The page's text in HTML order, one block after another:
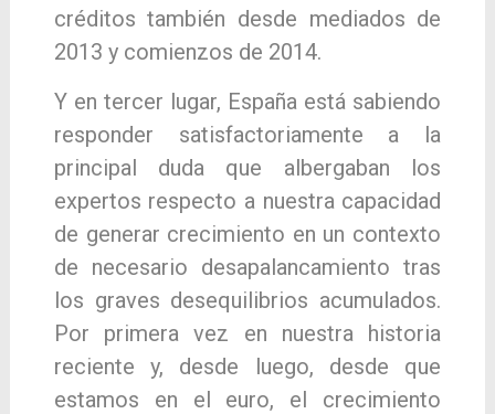
créditos también desde mediados de
2013 y comienzos de 2014.
Y en tercer lugar, España está sabiendo
responder satisfactoriamente a la
principal duda que albergaban los
expertos respecto a nuestra capacidad
de generar crecimiento en un contexto
de necesario desapalancamiento tras
los graves desequilibrios acumulados.
Por primera vez en nuestra historia
reciente y, desde luego, desde que
estamos en el euro, el crecimiento